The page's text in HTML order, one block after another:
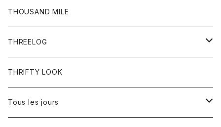
ワンピース
コート
ジーンズ
ショートパンツ
トップス
Tシャツ
THOUSAND MILE
THREELOG
トップス
Tシャツ
THRIFTY LOOK
Tous les jours